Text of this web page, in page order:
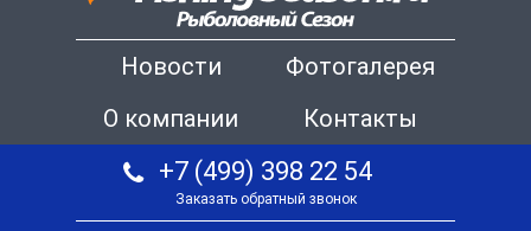
Новости
Фотогалерея
О компании
Контакты
+7 (499) 398 22 54
Заказать обратный звонок